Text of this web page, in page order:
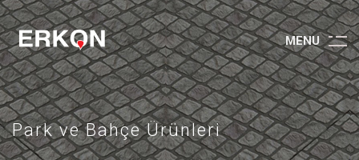
MENU
Park ve Bahçe Ürünleri